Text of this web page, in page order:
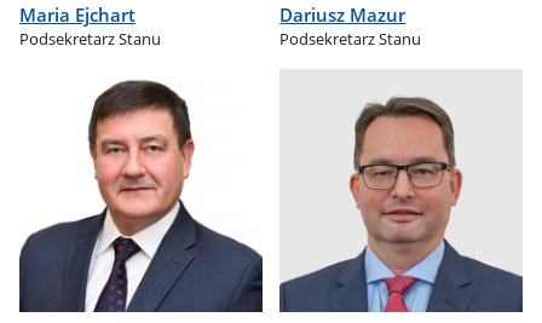
Maria Ejchart
Podsekretarz Stanu
Dariusz Mazur
Podsekretarz Stanu